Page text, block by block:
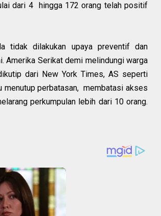
dari 4 hingga 172 orang telah positif
tidak dilakukan upaya preventif dan
Amerika Serikat demi melindungi warga
dari New York Times, AS seperti
menutup perbatasan, membatasi akses
perkumpulan lebih dari 10 orang.